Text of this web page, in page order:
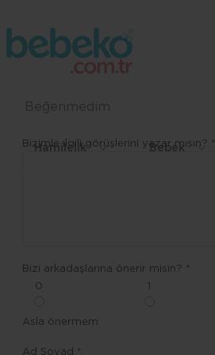
Hamilelik Bebek
Beğenmedim
Bizimle ilgili görüşlerini yazar mısın? *
Bizi arkadaşlarına önerir misin? *
0
Asla önermem
Ad Soyad *